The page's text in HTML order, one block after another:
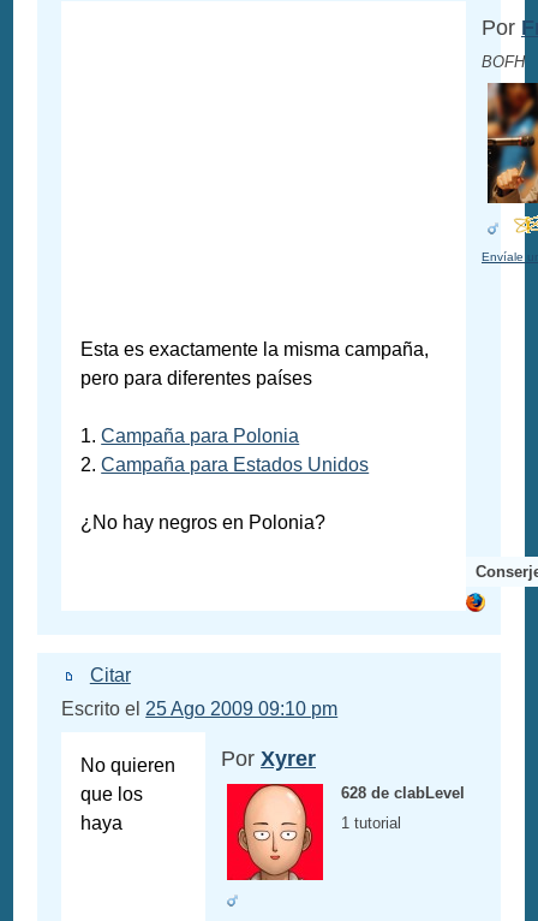
Esta es exactamente la misma campaña,
pero para diferentes países
1.Campaña para Polonia
2.Campaña para Estados Unidos
¿No hay negros en Polonia?
Por
BOFH
Envíale
Citar
Escrito el 25 Ago 2009 09:10 pm
No quieren
que los
haya
Por Xyrer
628 de clabLevel
1 tutorial